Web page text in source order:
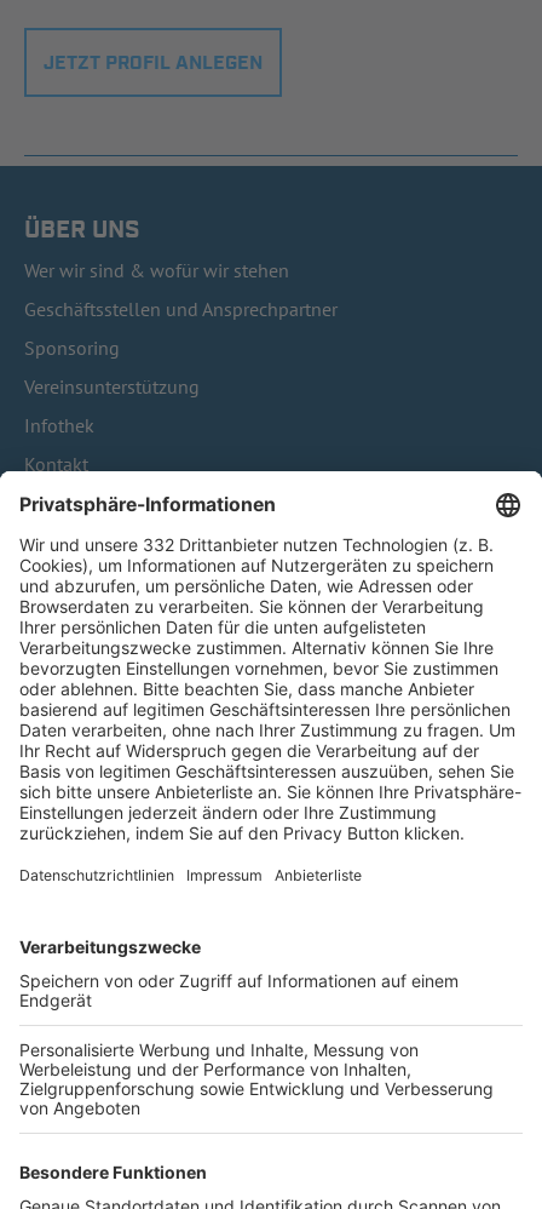
JETZT PROFIL ANLEGEN
ÜBER UNS
Wer wir sind & wofür wir stehen
Geschäftsstellen und Ansprechpartner
Sponsoring
Vereinsunterstützung
Infothek
Kontakt
HÄUFIG BESUCHTE SEITEN
Pässe und Vereinswechsel
Trainerausbildung
Schulungsangebot Vereinsmitarbeiter
BFV-Geschäftsstellen
Trainerbörse
Login SpielPlus
FOLGE DEM BFV
TOP-VEREINE
TOP-PARTNER